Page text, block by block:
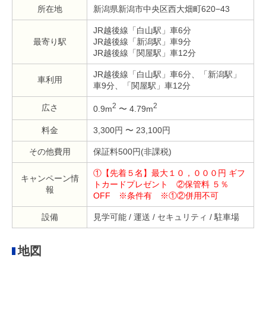
所在地 新潟県新潟市中央区西大畑町620−43
最寄り駅
JR越後線「白山駅」車6分
JR越後線「新潟駅」車9分
JR越後線「関屋駅」車12分
車利用
JR越後線「白山駅」車6分、「新潟駅」
車9分、「関屋駅」車12分
広さ 0.9m2 〜 4.79m2
料金 3,300円 〜 23,100円
その他費用 保証料500円(非課税)
キャンペーン情
報
①【先着５名】最大１０，０００円 ギフ
トカードプレゼント ②保管料 ５％
OFF ※条件有 ※①②併用不可
設備 見学可能 / 運送 / セキュリティ / 駐車場
地図